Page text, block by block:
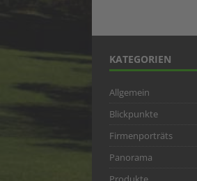
KATEGORIEN
Allgemein
Blickpunkte
Firmenporträts
Panorama